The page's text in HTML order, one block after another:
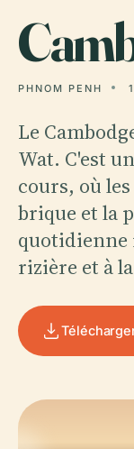
PHNOM PENH
Le
Wat. C'est
cours, où
brique et la
quotidienne
rizière et à